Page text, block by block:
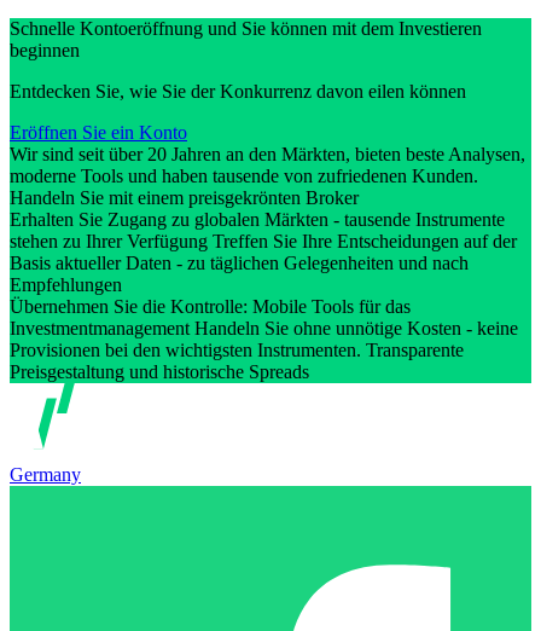
Schnelle Kontoeröffnung und Sie können mit dem Investieren
beginnen
Entdecken Sie, wie Sie der Konkurrenz davon eilen können
Eröffnen Sie ein Konto
Wir sind seit über 20 Jahren an den Märkten, bieten beste Analysen,
moderne Tools und haben tausende von zufriedenen Kunden.
Handeln Sie mit einem preisgekrönten Broker
Erhalten Sie Zugang zu globalen Märkten - tausende Instrumente
stehen zu Ihrer Verfügung Treffen Sie Ihre Entscheidungen auf der
Basis aktueller Daten - zu täglichen Gelegenheiten und nach
Empfehlungen
Übernehmen Sie die Kontrolle: Mobile Tools für das
Investmentmanagement Handeln Sie ohne unnötige Kosten - keine
Provisionen bei den wichtigsten Instrumenten. Transparente
Preisgestaltung und historische Spreads
Germany